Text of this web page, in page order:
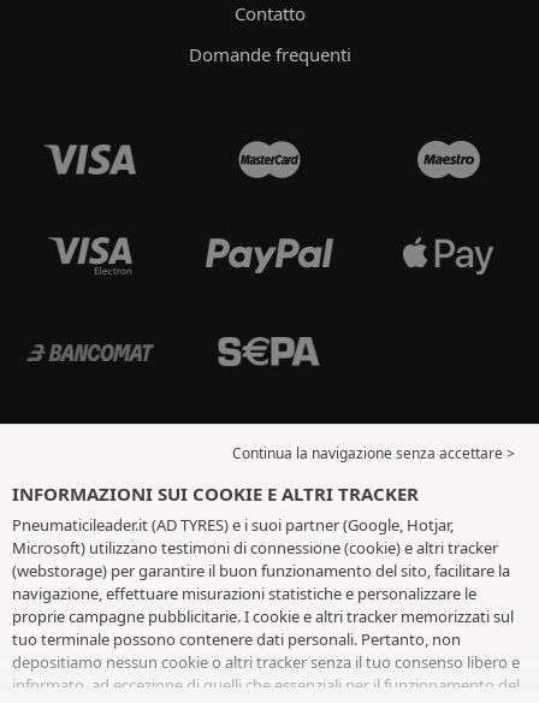
Contatto
Domande frequenti
Continua la navigazione senza accettare >
INFORMAZIONI SUI COOKIE E ALTRI TRACKER
Pneumaticileader.it (AD TYRES) e i suoi partner (Google, Hotjar,
Microsoft) utilizzano testimoni di connessione (cookie) e altri tracker
(webstorage) per garantire il buon funzionamento del sito, facilitare la
navigazione, effettuare misurazioni statistiche e personalizzare le
proprie campagne pubblicitarie. I cookie e altri tracker memorizzati sul
tuo terminale possono contenere dati personali. Pertanto, non
depositiamo nessun cookie o altri tracker senza il tuo consenso libero e
informato, ad eccezione di quelli che essenziali per il funzionamento del